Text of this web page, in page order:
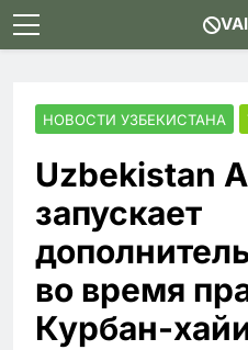
Skip
to
НОВОСТИ УЗБЕКИСТАНА
Uzbekistan
запускает
во время
Курбан-